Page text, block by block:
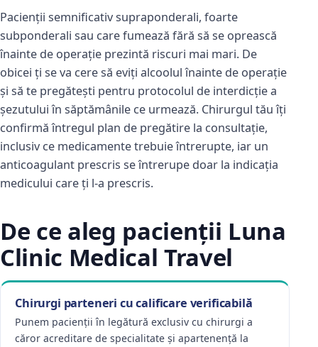
Pacienții semnificativ supraponderali, foarte
subponderali sau care fumează fără să se oprească
înainte de operație prezintă riscuri mai mari. De
obicei ți se va cere să eviți alcoolul înainte de operație
și să te pregătești pentru protocolul de interdicție a
șezutului în săptămânile ce urmează. Chirurgul tău îți
confirmă întregul plan de pregătire la consultație,
inclusiv ce medicamente trebuie întrerupte, iar un
anticoagulant prescris se întrerupe doar la indicația
medicului care ți l-a prescris.
De ce aleg pacienții Luna
Clinic Medical Travel
Chirurgi parteneri cu calificare verificabilă
Punem pacienții în legătură exclusiv cu chirurgi a
căror acreditare de specialitate și apartenență la